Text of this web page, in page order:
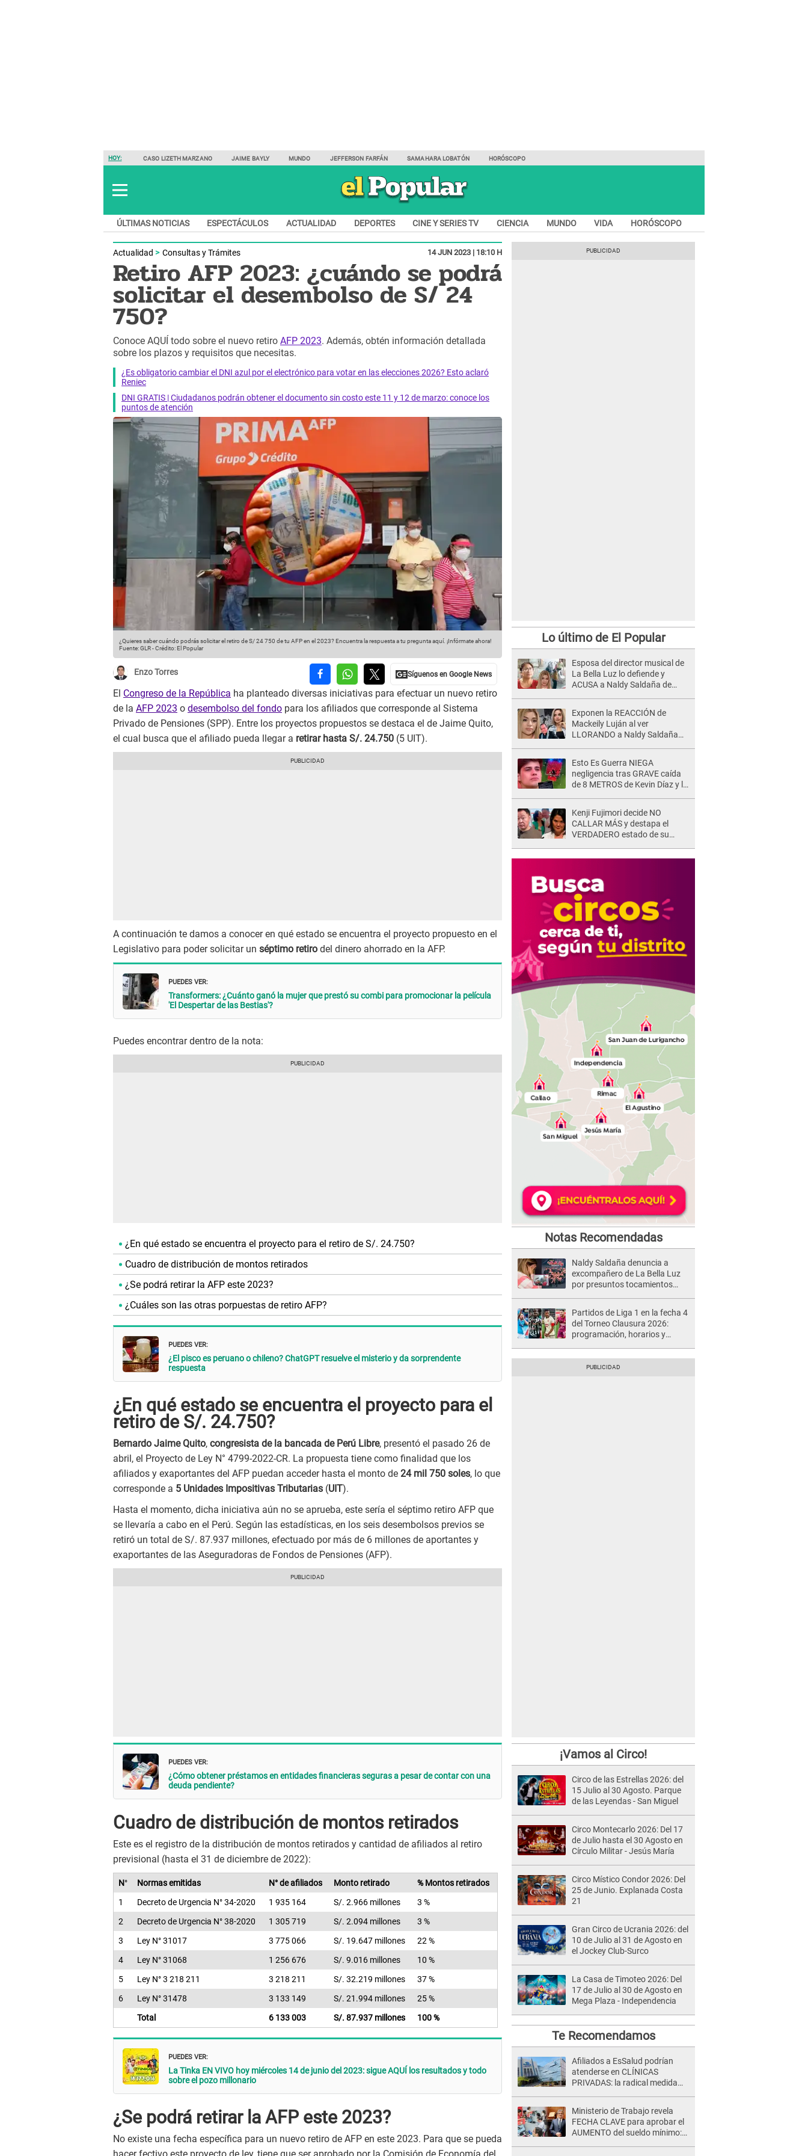
HOY: CASO LIZETH MARZANO JAIME BAYLY MUNDO JEFFERSON FARFÁN SAMAHARA LOBATÓN HORÓSCOPO
ÚLTIMAS NOTICIAS ESPECTÁCULOS ACTUALIDAD DEPORTES CINE Y SERIES TV CIENCIA MUNDO VIDA HORÓSCOPO
Actualidad Consultas y Trámites 14 JUN 2023 | 18:10 H
Retiro AFP 2023: ¿cuándo se podrá
solicitar el desembolso de S/ 24
750?
Conoce AQUÍ todo sobre el nuevo retiro AFP 2023. Además, obtén información detallada
sobre los plazos y requisitos que necesitas.
¿Es obligatorio cambiar el DNI azul por el electrónico para votar en las elecciones 2026? Esto aclaró
Reniec
DNI GRATIS | Ciudadanos podrán obtener el documento sin costo este 11 y 12 de marzo: conoce los
puntos de atención
¿Quieres saber cuándo podrás solicitar el retiro de S/ 24 750 de tu AFP en el 2023? Encuentra la respuesta a tu pregunta aquí. ¡Infórmate ahora!
Fuente: GLR-Crédito: El Popular
Enzo Torres
El Congreso de la República ha planteado diversas iniciativas para efectuar un nuevo retiro
de la AFP 2023 o desembolso del fondo para los afiliados que corresponde al Sistema
Privado de Pensiones (SPP). Entre los proyectos propuestos se destaca el de Jaime Quito,
el cual busca que el afiliado pueda llegar a retirar hasta S/. 24.750 (5 UIT).
A continuación te damos a conocer en qué estado se encuentra el proyecto propuesto en el
Legislativo para poder solicitar un séptimo retiro del dinero ahorrado en la AFP.
PUEDES VER:
Transformers: ¿Cuánto ganó la mujer que prestó su combi para promocionar la película
'El Despertar de las Bestias'?
Puedes encontrar dentro de la nota:
¿En qué estado se encuentra el proyecto para el retiro de S/. 24.750?
Cuadro de distribución de montos retirados
¿Se podrá retirar la AFP este 2023?
¿Cuáles son las otras porpuestas de retiro AFP?
PUEDES VER:
¿El pisco es peruano o chileno? ChatGPT resuelve el misterio y da sorprendente
respuesta
¿En qué estado se encuentra el proyecto para el
retiro de S/. 24.750?
Bernardo Jaime Quito, congresista de la bancada de Perú Libre, presentó el pasado 26 de
abril, el Proyecto de Ley N° 4799-2022-CR. La propuesta tiene como finalidad que los
afiliados y exaportantes del AFP puedan acceder hasta el monto de 24 mil 750 soles, lo que
corresponde a 5 Unidades Impositivas Tributarias (UIT).
Hasta el momento, dicha iniciativa aún no se aprueba, este sería el séptimo retiro AFP que
se llevaría a cabo en el Perú. Según las estadísticas, en los seis desembolsos previos se
retiró un total de S/. 87.937 millones, efectuado por más de 6 millones de aportantes y
exaportantes de las Aseguradoras de Fondos de Pensiones (AFP).
PUEDES VER:
¿Cómo obtener préstamos en entidades financieras seguras a pesar de contar con una
deuda pendiente?
Cuadro de distribución de montos retirados
Este es el registro de la distribución de montos retirados y cantidad de afiliados al retiro
previsional (hasta el 31 de diciembre de 2022):
N° Normas emitidas N° de afiliados Monto retirado
% Montos retirados
1
Decreto de Urgencia N° 34-2020 1 935 164 S/. 2.966 millones
3 %
2
Decreto de Urgencia N° 38-2020 1 305 719 S/. 2.094 millones
3 %
3
Ley N° 31017 3 775 066 S/. 19.647 millones
22 %
4
Ley N° 31068 1 256 676 S/. 9.016 millones
10 %
5
Ley N° 3 218 211 3 218 211 S/. 32.219 millones
37 %
6
Ley N° 31478 3 133 149 S/. 21.994 millones
25 %
Total
6 133 003 S/. 87.937 millones 100 %
PUEDES VER:
La Tinka EN VIVO hoy miércoles 14 de junio del 2023: sigue AQUÍ los resultados y todo
sobre el pozo millonario
¿Se podrá retirar la AFP este 2023?
No existe una fecha específica para un nuevo retiro de AFP en este 2023. Para que se pueda
Lo último de El Popular
Esposa del director musical de
La Bella Luz lo defiende y
ACUSA a Naldy Saldaña de
Exponen la REACCIÓN de
Mackeily Luján al ver
LLORANDO a Naldy Saldaña
Esto Es Guerra NIEGA
negligencia tras GRAVE caída
de 8 METROS de Kevin Díaz y lo
Kenji Fujimori decide NO
CALLAR MÁS y destapa el
VERDADERO estado de su
Notas Recomendadas
Naldy Saldaña denuncia a
excompañero de La Bella Luz
por presuntos tocamientos
Partidos de Liga 1 en la fecha 4
del Torneo Clausura 2026:
programación, horarios y
¡Vamos al Circo!
Circo de las Estrellas 2026: del
15 Julio al 30 Agosto. Parque
de las Leyendas - San Miguel
Circo Montecarlo 2026: Del 17
de Julio hasta el 30 Agosto en
Círculo Militar - Jesús María
Circo Místico Condor 2026: Del
25 de Junio. Explanada Costa
21
Gran Circo de Ucrania 2026: del
10 de Julio al 31 de Agosto en
el Jockey Club-Surco
La Casa de Timoteo 2026: Del
17 de Julio al 30 de Agosto en
Mega Plaza - Independencia
Te Recomendamos
Afiliados a EsSalud podrían
atenderse en CLÍNICAS
PRIVADAS: la radical medida
Ministerio de Trabajo revela
FECHA CLAVE para aprobar el
AUMENTO del sueldo mínimo: